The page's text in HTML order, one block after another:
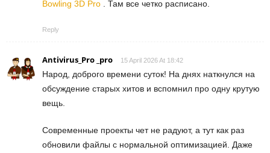
Bowling 3D Pro . Там все четко расписано.
Reply
Antivirus_Pro _pro 15 April 2026 At 18:42
Народ, доброго времени суток! На днях наткнулся на
обсуждение старых хитов и вспомнил про одну крутую
вещь.
Современные проекты чет не радуют, а тут как раз
обновили файлы с нормальной оптимизацией. Даже